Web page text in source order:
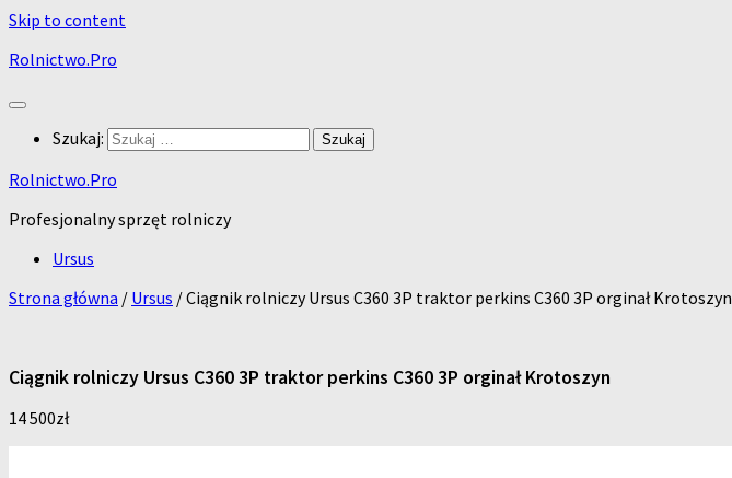
Skip to content
Rolnictwo.Pro
Szukaj:
Rolnictwo.Pro
Profesjonalny sprzęt rolniczy
Ursus
Strona główna / Ursus / Ciągnik rolniczy Ursus C360 3P traktor perkins C360 3P orginał Krotoszyn
Ciągnik rolniczy Ursus C360 3P traktor perkins C360 3P orginał Krotoszyn
14 500zł